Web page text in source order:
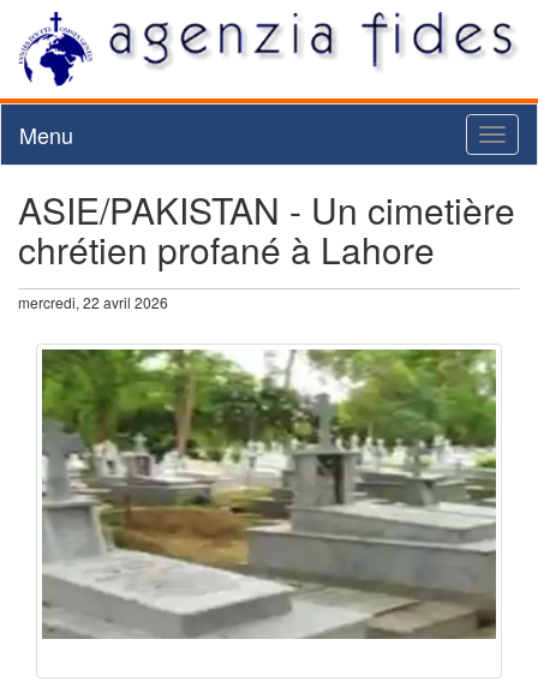
Menu
ASIE/PAKISTAN - Un cimetière
chrétien profané à Lahore
mercredi, 22 avril 2026